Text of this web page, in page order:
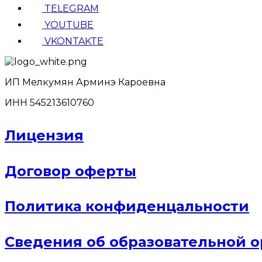
TELEGRAM
YOUTUBE
VKONTAKTE
ИП Мелкумян Арминэ Кароевна
ИНН 545213610760
Лицензия
Договор оферты
Политика конфиденцальности
Сведения об образовательной